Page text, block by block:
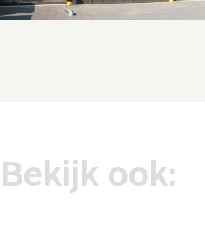
Bekijk ook: